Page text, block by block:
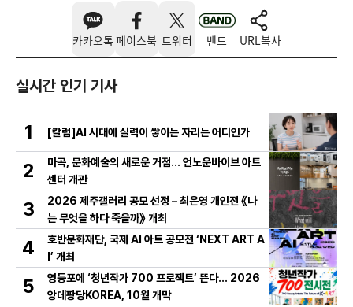
카카오톡 페이스북 트위터 밴드 URL복사
실시간 인기 기사
1 [칼럼]AI 시대에 실력이 쌓이는 자리는 어디인가
2
마곡, 문화예술의 새로운 거점… 언노운바이브 아트
센터 개관
3
2026 제주갤러리 공모 선정 – 최은영 개인전 《나
는 무엇을 하다 죽을까》 개최
4
호반문화재단, 국제 AI 아트 공모전 ‘NEXT ART A
I’ 개최
5
영등포에 ‘청년작가 700 프로젝트’ 뜬다… 2026
앙데팡당KOREA, 10월 개막